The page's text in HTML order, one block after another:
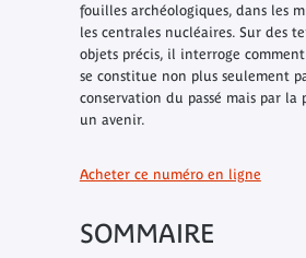
fouilles archéologiques, dans les
les centrales nucléaires. Sur des
objets précis, il interroge
se constitue non plus seulement
conservation du passé mais par la
un avenir.
Acheter ce numéro en ligne
SOMMAIRE